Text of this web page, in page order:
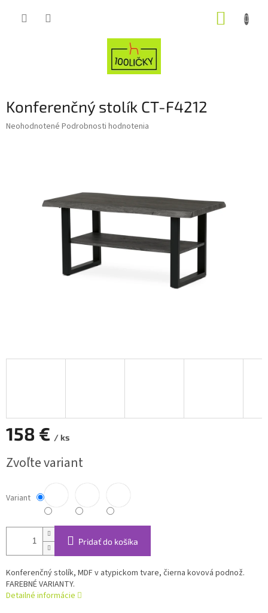
Konferenčný stolík CT-F4212
Priemerné
hviezdičiek.
Neohodnotené Podrobnosti hodnotenia
158 € / ks
cena:
Zvoľte variant
Variant
Pridať do košíka
Konferenčný stolík, MDF v atypickom tvare, čierna kovová podnož.
FAREBNÉ VARIANTY.
Detailné informácie